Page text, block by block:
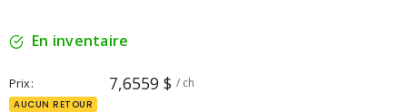
En inventaire
Prix 7,6559 $ / ch
AUCUN RETOUR